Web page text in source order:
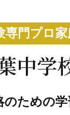
専門プロ
中学
のための